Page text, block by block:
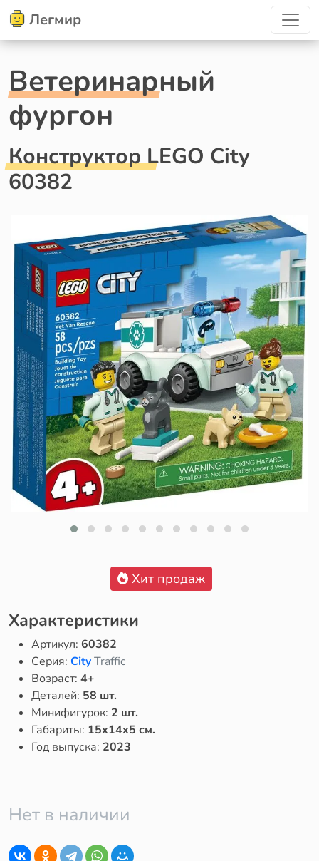
Легмир
Ветеринарный
фургон
Конструктор LEGO City
60382
Хит продаж
Характеристики
Артикул: 60382
Серия: CityTraffic
Возраст: 4+
Деталей: 58 шт.
Минифигурок: 2 шт.
Габариты: 15x14x5 см.
Год выпуска: 2023
Нет в наличии